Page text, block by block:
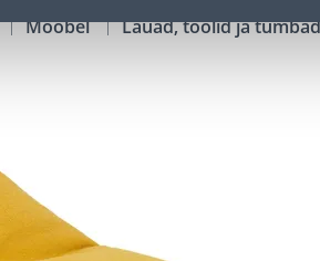
Mööbel Lauad, toolid ja